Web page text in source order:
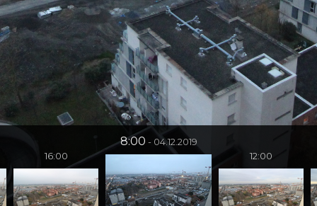
12:00
04.12.2019
8:00
16:00